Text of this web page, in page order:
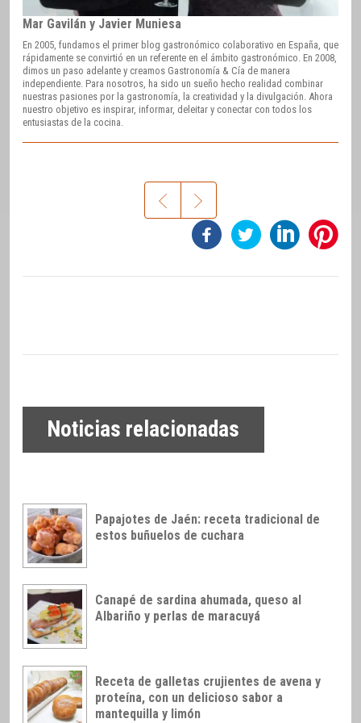
Mar Gavilán y Javier Muniesa
En 2005, fundamos el primer blog gastronómico colaborativo en España, que
rápidamente se convirtió en un referente en el ámbito gastronómico. En 2008,
dimos un paso adelante y creamos Gastronomía & Cía de manera
independiente. Para nosotros, ha sido un sueño hecho realidad combinar
nuestras pasiones por la gastronomía, la creatividad y la divulgación. Ahora
nuestro objetivo es inspirar, informar, deleitar y conectar con todos los
entusiastas de la cocina.
Noticias relacionadas
Papajotes de Jaén: receta tradicional de
estos buñuelos de cuchara
Canapé de sardina ahumada, queso al
Albariño y perlas de maracuyá
Receta de galletas crujientes de avena y
proteína, con un delicioso sabor a
mantequilla y limón